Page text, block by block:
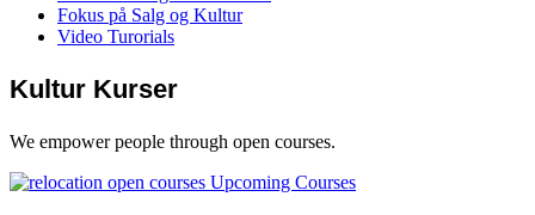
Fokus på Salg og Kultur
Video Turorials
Kultur Kurser
We empower people through open courses.
Upcoming Courses